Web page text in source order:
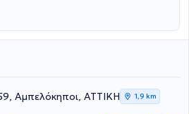
και Τραυματολογίας και
Αμπελόκηποι, ΑΤΤΙΚΗ 1,9 km